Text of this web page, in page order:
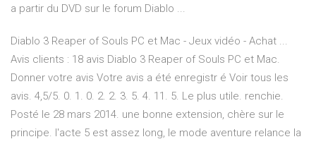
a partir du DVD sur le forum Diablo ...
Diablo 3 Reaper of Souls PC et Mac - Jeux vidéo - Achat ...
Avis clients : 18 avis Diablo 3 Reaper of Souls PC et Mac.
Donner votre avis Votre avis a été enregistr é Voir tous les
avis. 4,5/5. 0. 1. 0. 2. 2. 3. 5. 4. 11. 5. Le plus utile. renchie.
Posté le 28 mars 2014. une bonne extension, chère sur le
principe. l'acte 5 est assez long, le mode aventure relance la